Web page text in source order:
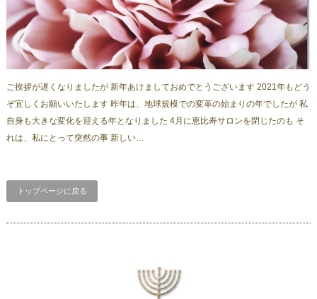
ご挨拶が遅くなりましたが 新年あけましておめでとうございます 2021年もどう
ぞ宜しくお願いいたします 昨年は、地球規模での変革の始まりの年でしたが 私
自身も大きな変化を迎える年となりました 4月に恵比寿サロンを閉じたのも そ
れは、私にとって突然の事 新しい…
トップページに戻る